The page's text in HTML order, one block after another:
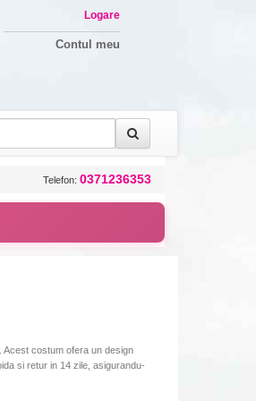
Logare
Contul meu
Telefon: 0371236353
Acest costum ofera un design
si retur in 14 zile, asigurandu-